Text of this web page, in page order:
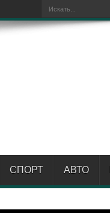
СПОРТ АВТО